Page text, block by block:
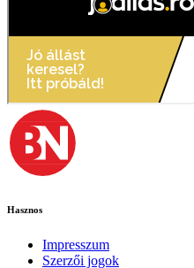
Hasznos
Impresszum
Szerzői jogok